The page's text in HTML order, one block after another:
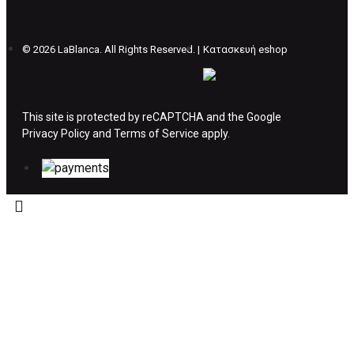
ΔΙΚΑΙΩΜΑ ΥΠΑΝΑΧΩΡΗΣΗΣ-ΕΠΙΣΤΡΟΦΗ
Η επιστροφή χρημάτων ακολουθείται στις
Το προϊόν θα πρέπει να βρίσκεται στην αρχική
© 2026 LaBlanca. All Rights Reserved. | Κατασκευή eshop
This site is protected by reCAPTCHA and the Google
Privacy Policyand Terms of Service apply.